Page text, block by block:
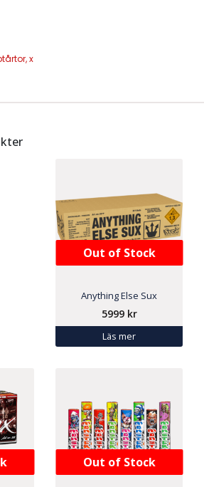
,x
Out of Stock
Anything Else Sux
5999 kr
Läs mer
Out of Stock